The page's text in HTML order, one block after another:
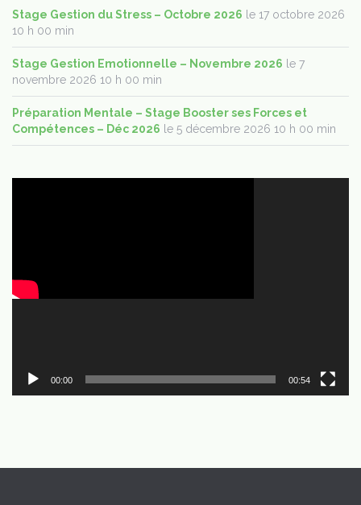
Stage Gestion du Stress – Octobre 2026 le 17 octobre 2026
10 h 00 min
Stage Gestion Emotionnelle – Novembre 2026 le 7
novembre 2026 10 h 00 min
Préparation Mentale – Stage Booster ses Forces et
Compétences – Déc 2026 le 5 décembre 2026 10 h 00 min
00:00 00:54